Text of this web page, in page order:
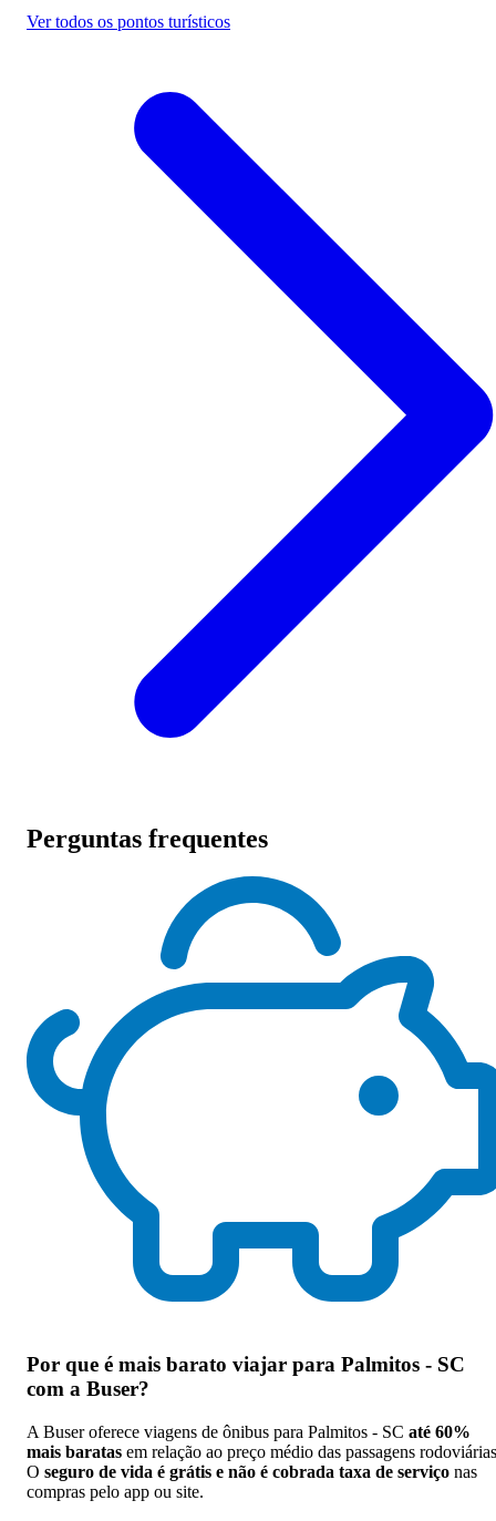
Ver todos os pontos turísticos
Perguntas frequentes
Por que é mais barato viajar para Palmitos - SC
com a Buser?
A Buser oferece viagens de ônibus para Palmitos - SC até 60%
mais baratas em relação ao preço médio das passagens
O seguro de vida é grátis e não é cobrada taxa de serviço nas
compras pelo app ou site.